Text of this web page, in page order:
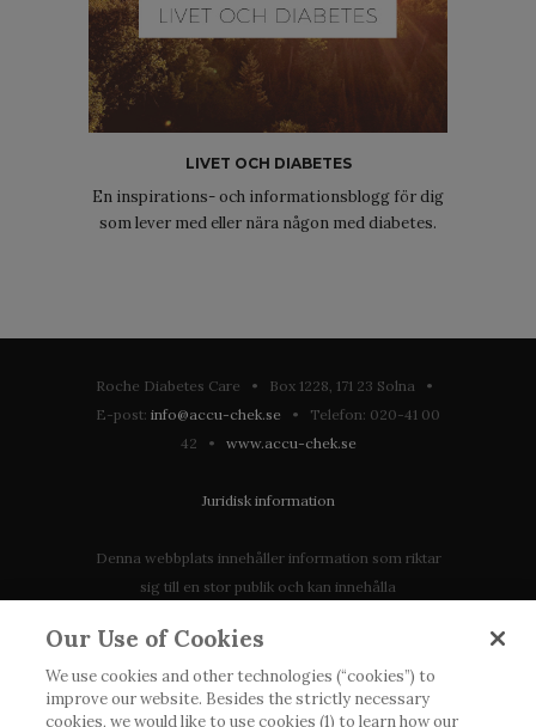
LIVET OCH DIABETES
En inspirations- och informationsblogg för dig
som lever med eller nära någon med diabetes.
Roche Diabetes Care • Box 1228, 171 23 Solna •
E-post: info@accu-chek.se • Telefon: 020-41 00
42 • www.accu-chek.se
Juridisk information
Denna webbplats innehåller information som riktar
sig till en stor publik och kan innehålla
tillgänglig eller giltig i ditt land. Vänligen observera
att vi inte tar något ansvar för information som
eventuellt inte uppfyller någon gällande rättslig
Our Use of Cookies
We use cookies and other technologies (“cookies”) to
improve our website. Besides the strictly necessary
cookies, we would like to use cookies (1) to learn how our